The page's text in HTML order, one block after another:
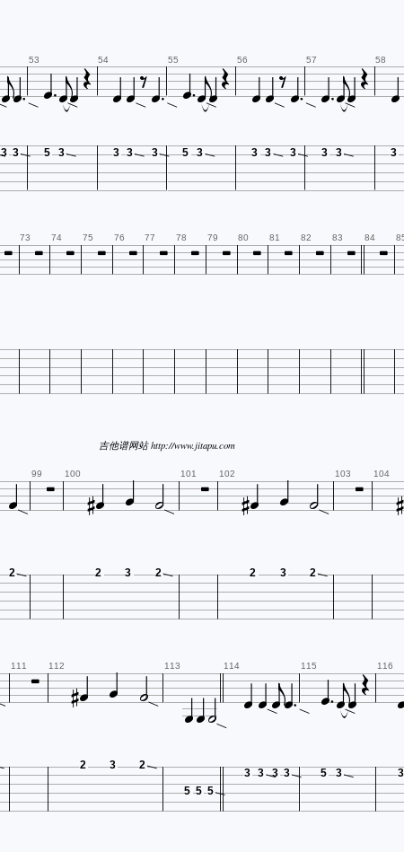

 53 
 54  55 
 56  57 
 58 
3 3 5 3 3 3 3 5 3 3 3 3 3 3 3
 73  74  75  76  77  78  79  80  81  82  83  84 
吉他谱网站 http://www.jitapu.com
 99  100  101  102  103  104 
2 2 3 2 2 3 2
111  112  113  114 
 115 
 116
2 3 2
5 5 5
3 3 3 3 5 3 3